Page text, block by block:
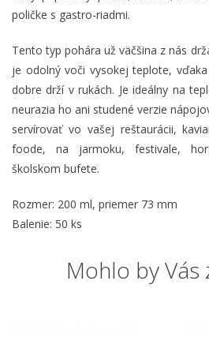
poličke s gastro-riadmi.
Tento typ pohára už väčšina z nás
je odolný voči vysokej teplote,
dobre drží v rukách. Je ideálny na
neurazia ho ani studené verzie
servírovať vo vašej reštaurácii,
foode, na jarmoku, festivale,
školskom bufete.
Rozmer: 200 ml, priemer 73 mm
Balenie: 50 ks
Mohlo by Vás